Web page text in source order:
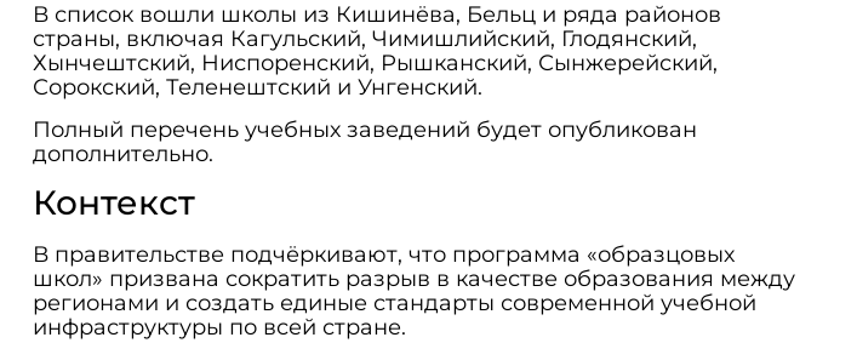
В список вошли школы из Кишинёва, Бельц и ряда районов
страны, включая Кагульский, Чимишлийский, Глодянский,
Хынчештский, Ниспоренский, Рышканский, Сынжерейский,
Сорокский, Теленештский и Унгенский.
Полный перечень учебных заведений будет опубликован
дополнительно.
Контекст
В правительстве подчёркивают, что программа «образцовых
школ» призвана сократить разрыв в качестве образования между
регионами и создать единые стандарты современной учебной
инфраструктуры по всей стране.